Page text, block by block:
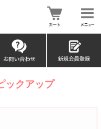
ックアップ